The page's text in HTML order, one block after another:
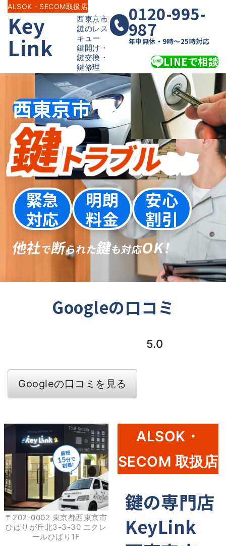
Skip
content
西東京市
鍵のレス
キュー
鍵開け・
鍵交換・
鍵修理
Key
Link
ALSOK・SECOM取扱店 0120-995-
987
年中無休・9時〜25時対応
LINEで相談
西東京市で
鍵の
トラブルなら
緊急
対応
明朗
料金
安心
割引
他社で断られた鍵も対応OK！
Googleの口コミ
5.0
Googleの口コミを見る
ALSOK・
SECOM 取扱店
鍵の専門店
KeyLink
〒202-0002 東京都西東京市
ひばりが丘北3-3-30 エクレ
ールひばり1F